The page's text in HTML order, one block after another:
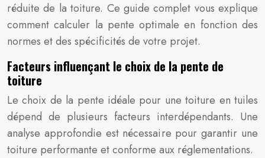
réduite de la toiture. Ce guide complet vous explique
comment calculer la pente optimale en fonction des
normes et des spécificités de votre projet.
Facteurs influençant le choix de la pente de
toiture
Le choix de la pente idéale pour une toiture en tuiles
dépend de plusieurs facteurs interdépendants. Une
analyse approfondie est nécessaire pour garantir une
toiture performante et conforme aux réglementations.